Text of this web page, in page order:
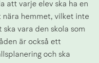
att varje elev ska ha en
nära hemmet, vilket inte
vara den skola som
är också ett
och ska